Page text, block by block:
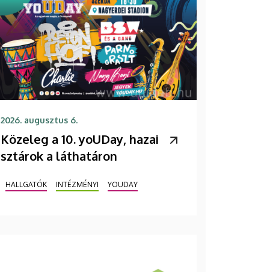
2026. augusztus 6.
Közeleg a 10. yoUDay, hazai
sztárok a láthatáron
HALLGATÓK INTÉZMÉNYI YOUDAY